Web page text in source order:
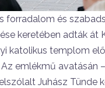
forradalom és
keretében adták át
katolikus templom
emlékmű avatásán
Juhász Tünde